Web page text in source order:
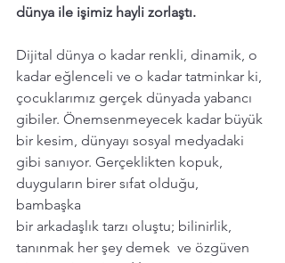
dünya ile işimiz hayli zorlaştı.
Dijital dünya o kadar renkli, dinamik, o
kadar eğlenceli ve o kadar tatminkar ki,
çocuklarımız gerçek dünyada yabancı
gibiler. Önemsenmeyecek kadar büyük
bir kesim, dünyayı sosyal medyadaki
gibi sanıyor. Gerçeklikten kopuk,
duyguların birer sıfat olduğu,
bambaşka
bir arkadaşlık tarzı oluştu; bilinirlik,
tanınmak her şey demek  ve özgüven